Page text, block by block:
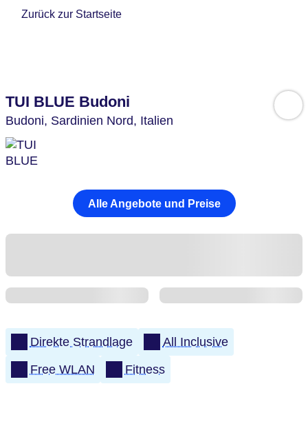
Zurück zur Startseite
TUI BLUE Budoni
Budoni, Sardinien Nord, Italien
Alle Angebote und Preise
Direkte Strandlage
All Inclusive
Free WLAN
Fitness